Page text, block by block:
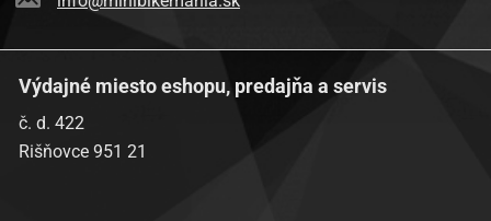
Výdajné miesto eshopu, predajňa a servis
č. d. 422
Rišňovce 951 21